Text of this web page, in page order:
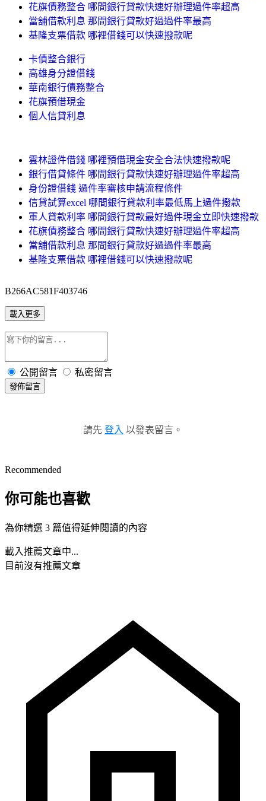
花旗債務整合 哪間銀行貸款快速好辦理過件率超高
當舖借款利息 那間銀行貸款好過過件率最高
基隆支票借款 哪裡借錢可以快速撥款呢
卡債整合銀行
高雄身分證借錢
華南銀行債務整合
花旗預借現金
個人信貸利息
雲林證件借錢 哪裡預借現金安全合法快速撥款呢
銀行借貸條件 哪間銀行貸款快速好辦理過件率超高
身份證借錢 過件率審核申請流程條件
信貸試算excel 哪間銀行貸款利率最低馬上過件撥款
軍人貸款利率 哪間銀行貸款最好過件現金立即快速撥款
花旗債務整合 哪間銀行貸款快速好辦理過件率超高
當舖借款利息 那間銀行貸款好過過件率最高
基隆支票借款 哪裡借錢可以快速撥款呢
B266AC581F403746
載入更多
公開留言 私密留言
發佈留言
請先 登入 以發表留言。
Recommended
你可能也喜歡
為你精選 3 篇值得延伸閱讀的內容
載入推薦文章中...
目前沒有推薦文章